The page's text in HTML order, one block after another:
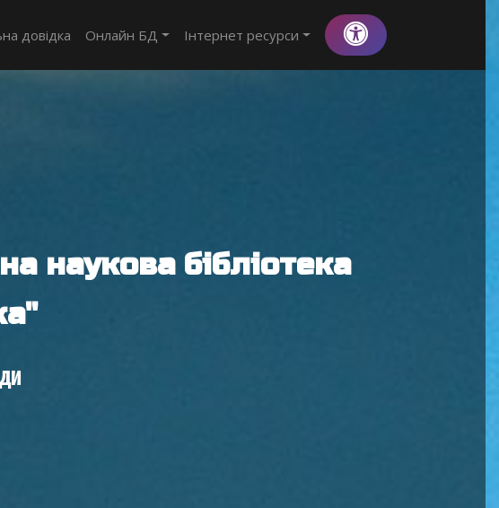
довідка Онлайн БД Інтернет ресурси
наукова бібліотека